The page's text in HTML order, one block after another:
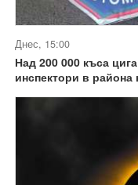
Днес, 15:00
Над 200 000 къса
инспектори в района